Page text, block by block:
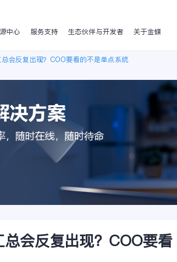
中心 服务支持 生态伙伴与开发者 关于金蝶
会反复出现？COO要看的不是单点系统
会反复出现？COO要看